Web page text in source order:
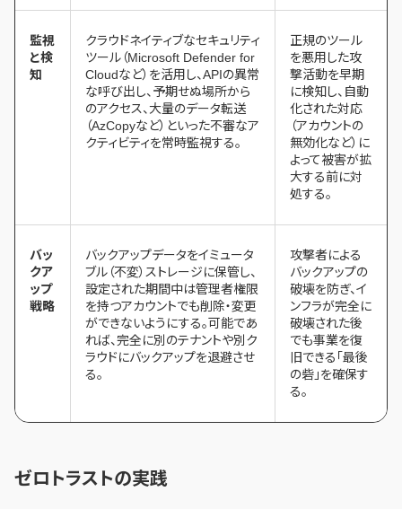
監視
と検
知
クラウドネイティブなセキュリティ
ツール（Microsoft Defender for
Cloudなど）を活用し、APIの異常
な呼び出し、予期せぬ場所から
のアクセス、大量のデータ転送
（AzCopyなど）といった不審なア
クティビティを常時監視する。
正規のツール
を悪用した攻
撃活動を早期
に検知し、自動
化された対応
（アカウントの
無効化など）に
よって被害が拡
大する前に対
処する。
バッ
クア
ップ
戦略
バックアップデータをイミュータ
ブル（不変）ストレージに保管し、
設定された期間中は管理者権限
を持つアカウントでも削除・変更
ができないようにする。可能であ
れば、完全に別のテナントや別ク
ラウドにバックアップを退避させ
る。
攻撃者による
バックアップの
破壊を防ぎ、イ
ンフラが完全に
破壊された後
でも事業を復
旧できる「最後
の砦」を確保す
る。
ゼロトラストの実践